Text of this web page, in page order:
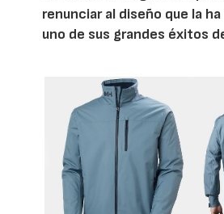
renunciar al diseño que la
uno de sus grandes éxitos